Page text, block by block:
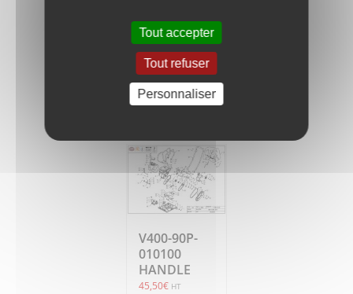
2,30€ HT
Ajouter
au
panier
Détails
V400-90P-
010100
HANDLE
45,50€ HT
Tout accepter
Tout refuser
Personnaliser